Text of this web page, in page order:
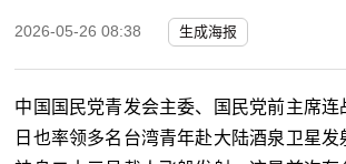
2026-05-26 08:38 生成海报
中国国民党青发会主委、国民党前主席连
日也率领多名台湾青年赴大陆酒泉卫星